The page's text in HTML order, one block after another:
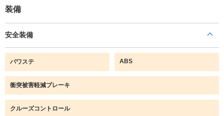
装備
安全装備
パワステ ABS
衝突被害軽減ブレーキ
クルーズコントロール